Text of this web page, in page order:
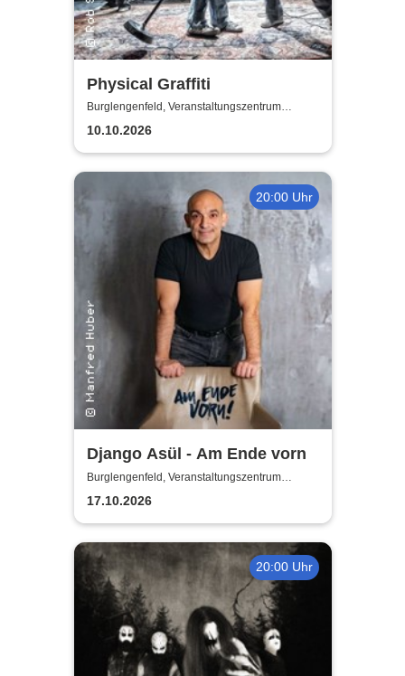
Physical Graffiti
Burglengenfeld, Veranstaltungszentrum
Pfarrheim
10.10.2026
20:00 Uhr
Django Asül - Am Ende vorn
Burglengenfeld, Veranstaltungszentrum
Pfarrheim
17.10.2026
20:00 Uhr